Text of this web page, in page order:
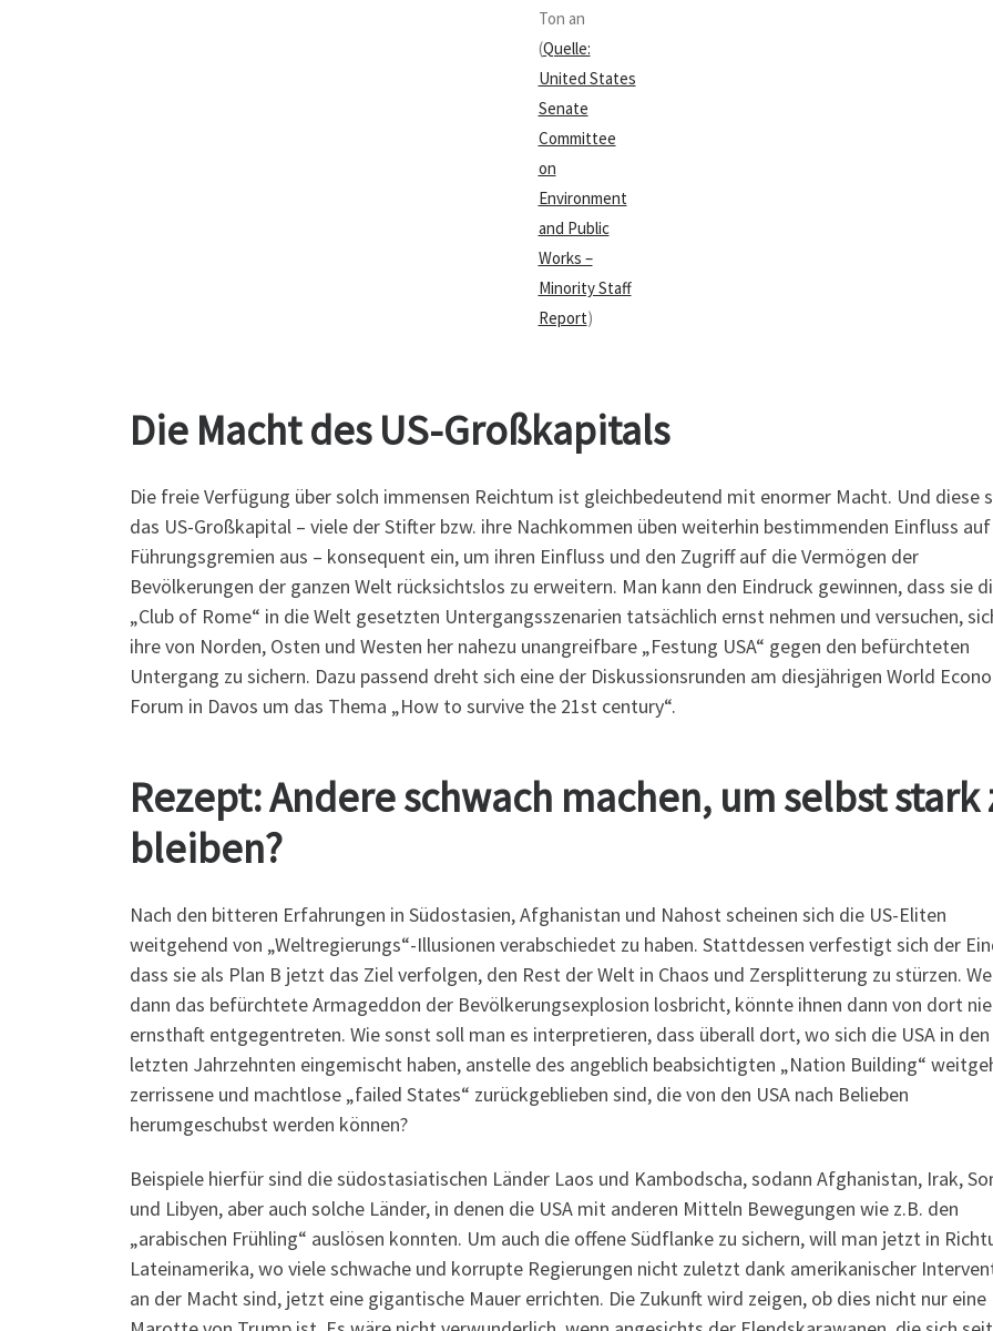
Ton an
(Quelle:
United States
Senate
Committee
on
Environment
and Public
Works –
Minority Staff
Report)
Die Macht des US-Großkapitals
Die freie Verfügung über solch immensen Reichtum ist gleichbedeutend mit enormer Macht. Und diese
das US-Großkapital – viele der Stifter bzw. ihre Nachkommen üben weiterhin bestimmenden Einfluss
Führungsgremien aus – konsequent ein, um ihren Einfluss und den Zugriff auf die Vermögen der
Bevölkerungen der ganzen Welt rücksichtslos zu erweitern. Man kann den Eindruck gewinnen, dass sie
„Club of Rome“ in die Welt gesetzten Untergangsszenarien tatsächlich ernst nehmen und versuchen,
ihre von Norden, Osten und Westen her nahezu unangreifbare „Festung USA“ gegen den befürchteten
Untergang zu sichern. Dazu passend dreht sich eine der Diskussionsrunden am diesjährigen World
Forum in Davos um das Thema „How to survive the 21st century“.
Rezept: Andere schwach machen, um selbst stark
bleiben?
Nach den bitteren Erfahrungen in Südostasien, Afghanistan und Nahost scheinen sich die US-Eliten
weitgehend von „Weltregierungs“-Illusionen verabschiedet zu haben. Stattdessen verfestigt sich der
dass sie als Plan B jetzt das Ziel verfolgen, den Rest der Welt in Chaos und Zersplitterung zu stürzen.
dann das befürchtete Armageddon der Bevölkerungsexplosion losbricht, könnte ihnen dann von dort
ernsthaft entgegentreten. Wie sonst soll man es interpretieren, dass überall dort, wo sich die USA in den
letzten Jahrzehnten eingemischt haben, anstelle des angeblich beabsichtigten „Nation Building“
zerrissene und machtlose „failed States“ zurückgeblieben sind, die von den USA nach Belieben
herumgeschubst werden können?
Beispiele hierfür sind die südostasiatischen Länder Laos und Kambodscha, sodann Afghanistan, Irak,
und Libyen, aber auch solche Länder, in denen die USA mit anderen Mitteln Bewegungen wie z.B. den
„arabischen Frühling“ auslösen konnten. Um auch die offene Südflanke zu sichern, will man jetzt in
Lateinamerika, wo viele schwache und korrupte Regierungen nicht zuletzt dank amerikanischer
an der Macht sind, jetzt eine gigantische Mauer errichten. Die Zukunft wird zeigen, ob dies nicht nur eine